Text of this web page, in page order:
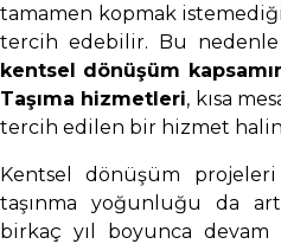
tamamen kopmak
tercih edebilir. Bu nedenle
kentsel dönüşüm
Taşıma hizmetleri, kısa
tercih edilen bir hizmet
Kentsel dönüşüm
taşınma yoğunluğu da
birkaç yıl boyunca